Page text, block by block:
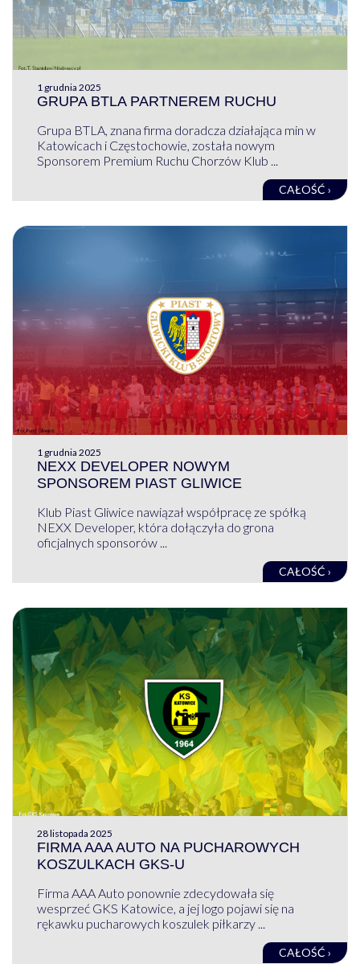
1 grudnia 2025
GRUPA BTLA PARTNEREM RUCHU
Grupa BTLA, znana firma doradcza działająca min w
Katowicach i Częstochowie, została nowym
Sponsorem Premium Ruchu Chorzów Klub ...
CAŁOŚĆ ›
1 grudnia 2025
NEXX DEVELOPER NOWYM
SPONSOREM PIAST GLIWICE
Klub Piast Gliwice nawiązał współpracę ze spółką
NEXX Developer, która dołączyła do grona
oficjalnych sponsorów ...
CAŁOŚĆ ›
28 listopada 2025
FIRMA AAA AUTO NA PUCHAROWYCH
KOSZULKACH GKS-U
Firma AAA Auto ponownie zdecydowała się
wesprzeć GKS Katowice, a jej logo pojawi się na
rękawku pucharowych koszulek piłkarzy ...
CAŁOŚĆ ›